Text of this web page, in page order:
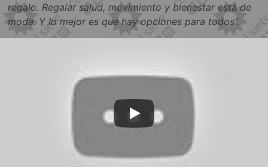
regalo. Regalar salud, movimiento y bienestar está de
moda. Y lo mejor es que hay opciones para todos”.